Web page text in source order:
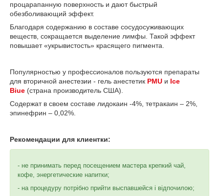
процарапанную поверхность и дают быстрый
обезболивающий эффект.
Благодаря содержанию в составе сосудосуживающих
веществ, сокращается выделение лимфы. Такой эффект
повышает «укрывистость» красящего пигмента.
Популярностью у профессионалов пользуются препараты
для вторичной анестезии - гель анестетик PMU и Ice
Biue (страна производитель США).
Содержат в своем составе лидокаин -4%, тетракаин – 2%,
эпинефрин – 0,02%.
Рекомендации для клиентки:
- не принимать перед посещением мастера крепкий чай,
кофе, энергетические напитки;
- на процедуру потрібно прийти выспавшейся і відпочилою;